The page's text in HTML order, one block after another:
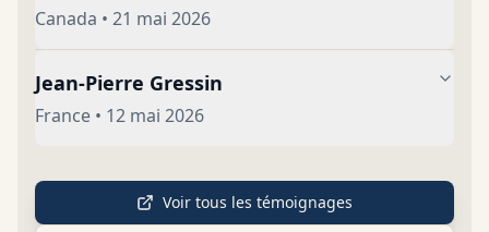
Canada • 21 mai 2026
Jean-Pierre Gressin
France • 12 mai 2026
Voir tous les témoignages